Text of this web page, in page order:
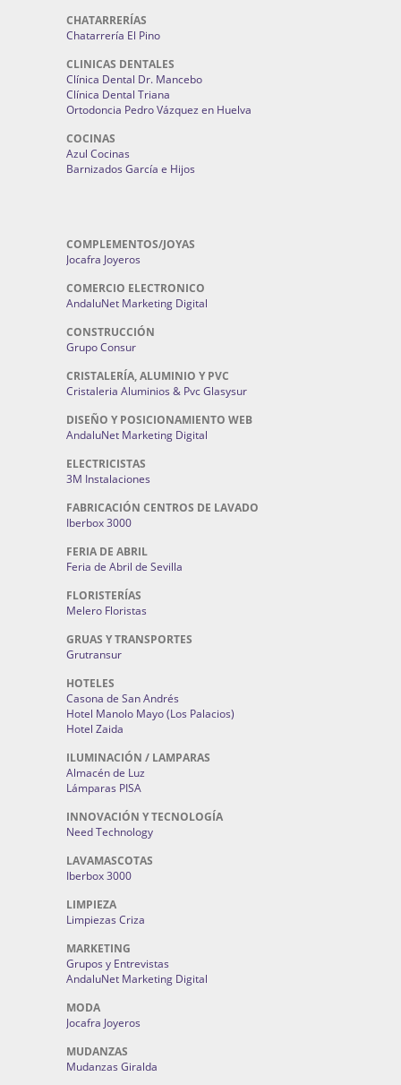
CHATARRERÍAS
Chatarrería El Pino
CLINICAS DENTALES
Clínica Dental Dr. Mancebo
Clínica Dental Triana
Ortodoncia Pedro Vázquez en Huelva
COCINAS
Azul Cocinas
Barnizados García e Hijos
COMPLEMENTOS/JOYAS
Jocafra Joyeros
COMERCIO ELECTRONICO
AndaluNet Marketing Digital
CONSTRUCCIÓN
Grupo Consur
CRISTALERÍA, ALUMINIO Y PVC
Cristaleria Aluminios & Pvc Glasysur
DISEÑO Y POSICIONAMIENTO WEB
AndaluNet Marketing Digital
ELECTRICISTAS
3M Instalaciones
FABRICACIÓN CENTROS DE LAVADO
Iberbox 3000
FERIA DE ABRIL
Feria de Abril de Sevilla
FLORISTERÍAS
Melero Floristas
GRUAS Y TRANSPORTES
Grutransur
HOTELES
Casona de San Andrés
Hotel Manolo Mayo (Los Palacios)
Hotel Zaida
ILUMINACIÓN / LAMPARAS
Almacén de Luz
Lámparas PISA
INNOVACIÓN Y TECNOLOGÍA
Need Technology
LAVAMASCOTAS
Iberbox 3000
LIMPIEZA
Limpiezas Criza
MARKETING
Grupos y Entrevistas
AndaluNet Marketing Digital
MODA
Jocafra Joyeros
MUDANZAS
Mudanzas Giralda